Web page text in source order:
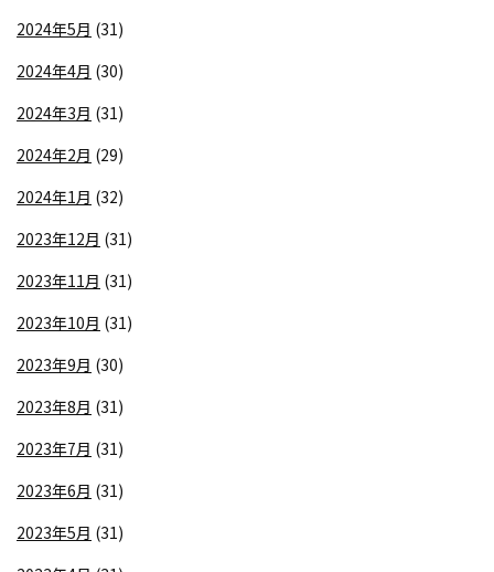
2024年5月 (31)
2024年4月 (30)
2024年3月 (31)
2024年2月 (29)
2024年1月 (32)
2023年12月 (31)
2023年11月 (31)
2023年10月 (31)
2023年9月 (30)
2023年8月 (31)
2023年7月 (31)
2023年6月 (31)
2023年5月 (31)